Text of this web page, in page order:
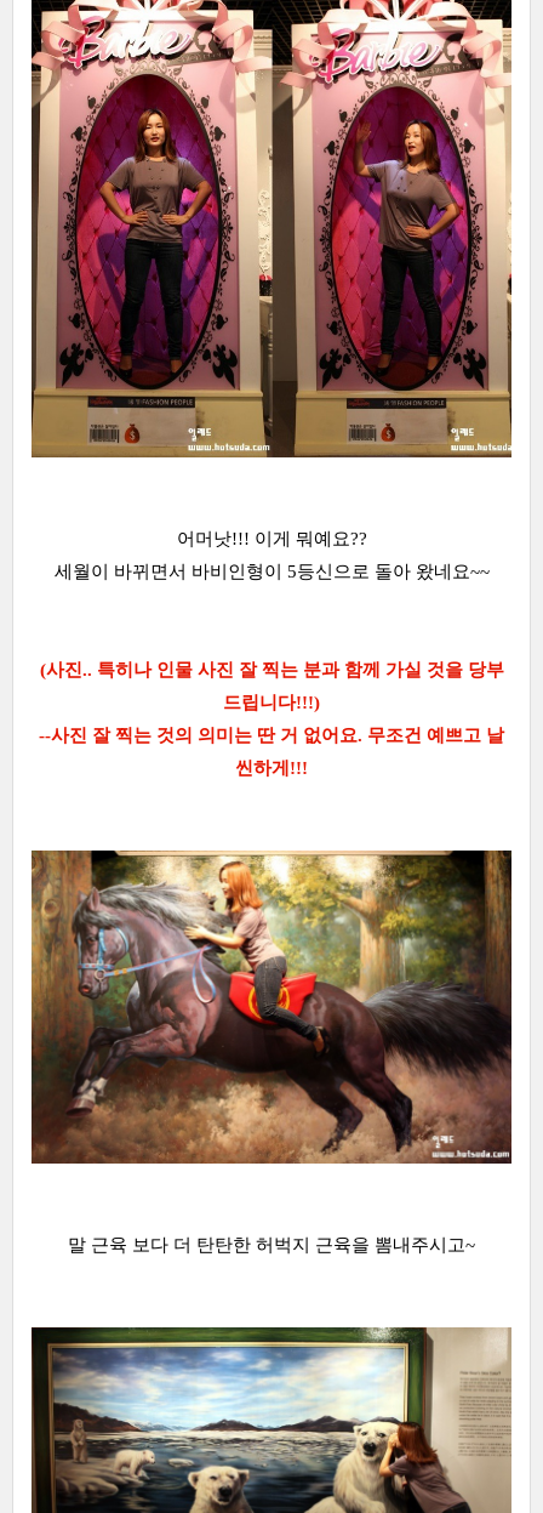
어머낫!!! 이게 뭐예요??
세월이 바뀌면서 바비인형이 5등신으로 돌아 왔네요~~
(사진.. 특히나 인물 사진 잘 찍는 분과 함께 가실 것을 당부
드립니다!!!)
--사진 잘 찍는 것의 의미는 딴 거 없어요. 무조건 예쁘고 날
씬하게!!!
말 근육 보다 더 탄탄한 허벅지 근육을 뽐내주시고~